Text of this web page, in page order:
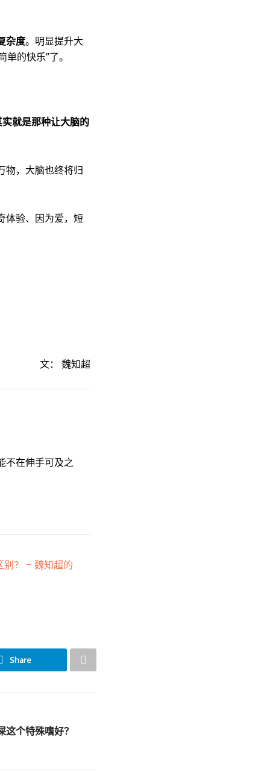
杂度。明显提升大
的快乐”了。
就是那种让大脑的
物，大脑也终将归
体验、因为爱，短
文： 魏知超
不在伸手可及之
别？ – 魏知超的
Share
个特殊嗜好？